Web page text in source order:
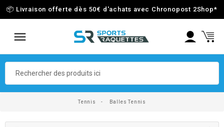
📦 Livraison offerte dès 50€ d'achats avec Chronopost 2Shop*
Tennis Balles Tennis